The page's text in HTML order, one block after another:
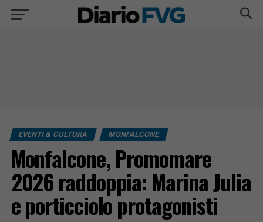
EVENTI & CULTURA MONFALCONE
Monfalcone, Promomare
2026 raddoppia: Marina Julia
e porticciolo protagonisti